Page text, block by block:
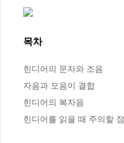
목차
힌디어의 문자와 조음
자음과 모음이 결합
힌디어의 복자음
힌디어를 읽을 때 주의할 점